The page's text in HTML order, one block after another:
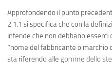
Approfondendo il punto
2.1.1 si specifica che con la
intende che non debbano
“nome del fabbricante o marchio
sta riferendo alle gomme dello